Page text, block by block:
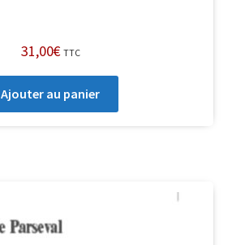
31,00€ TTC
Ajouter au panier